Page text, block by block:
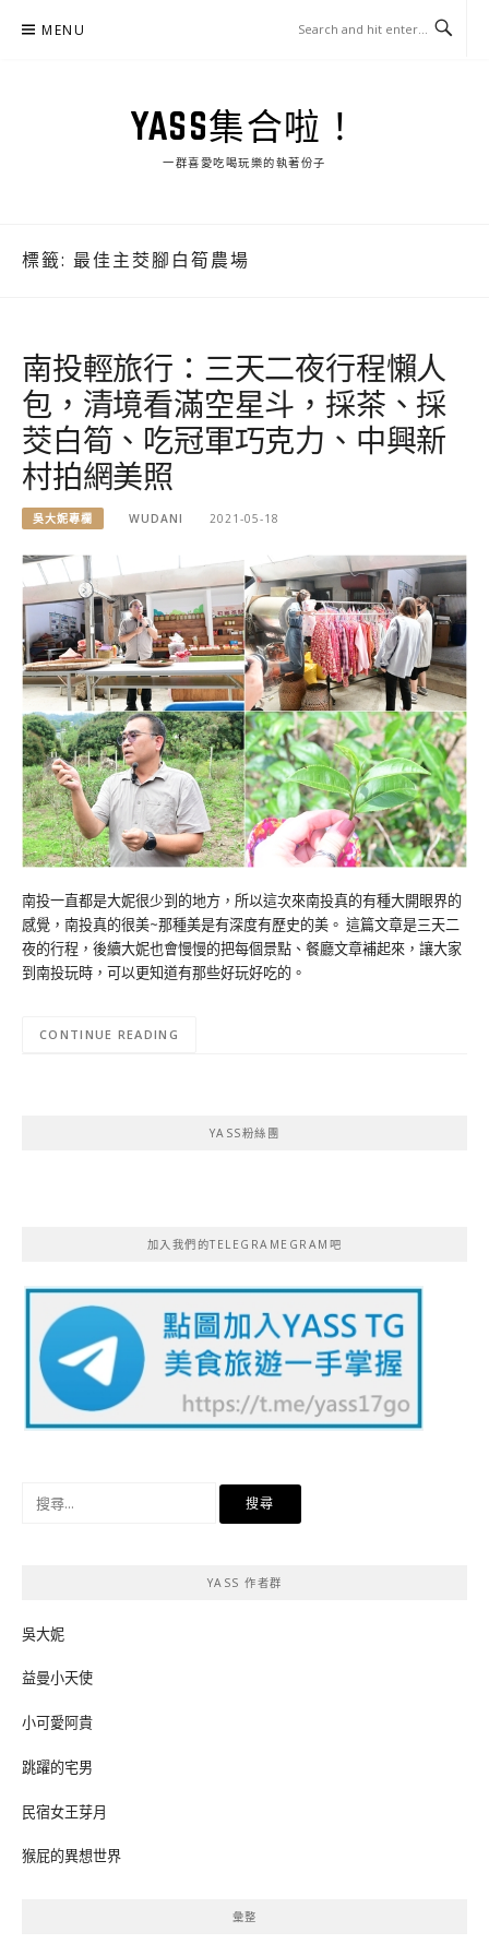
MENU
YASS集合啦！
一群喜愛吃喝玩樂的執著份子
標籤: 最佳主茭腳白筍農場
南投輕旅行：三天二夜行程懶人
包，清境看滿空星斗，採茶、採
茭白筍、吃冠軍巧克力、中興新
村拍網美照
吳大妮專欄 WUDANI 2021-05-18
南投一直都是大妮很少到的地方，所以這次來南投真的有種大開眼界的
感覺，南投真的很美~那種美是有深度有歷史的美。 這篇文章是三天二
夜的行程，後續大妮也會慢慢的把每個景點、餐廳文章補起來，讓大家
到南投玩時，可以更知道有那些好玩好吃的。
CONTINUE READING
YASS粉絲團
加入我們的TELEGRAMEGRAM吧
YASS 作者群
吳大妮
益曼小天使
小可愛阿貴
跳躍的宅男
民宿女王芽月
猴屁的異想世界
彙整